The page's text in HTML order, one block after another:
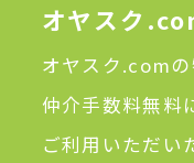
オヤスク
オヤスク.com
仲介手数料無料
ご利用いただい